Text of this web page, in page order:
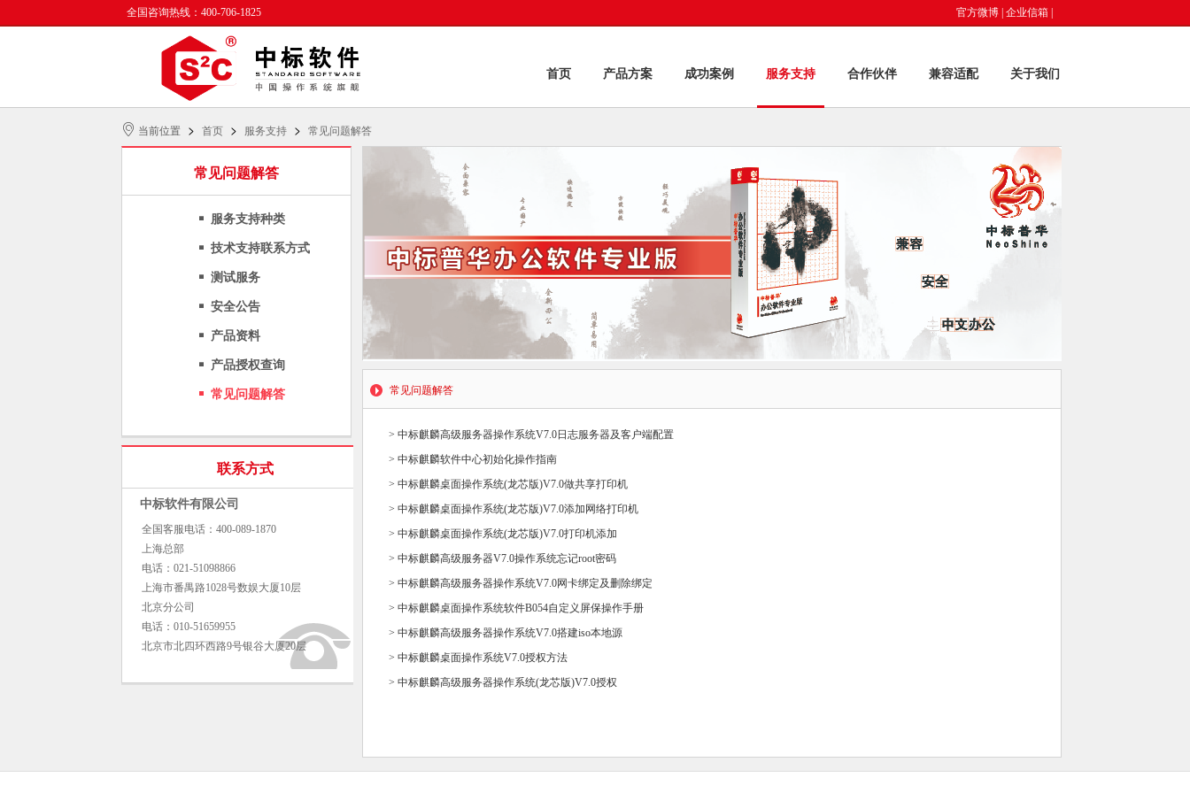
全国咨询热线：400-706-1825 官方微博 企业信箱
首页 产品方案 成功案例 服务支持 合作伙伴 兼容适配 关于我们
当前位置 > 首页 > 服务支持 > 常见问题解答
常见问题解答
服务支持种类
技术支持联系方式
测试服务
安全公告
产品资料
产品授权查询
常见问题解答
联系方式
中标软件有限公司
全国客服电话：400-089-1870
上海总部
电话：021-51098866
上海市番禺路1028号数娱大厦10层
北京分公司
电话：010-51659955
北京市北四环西路9号银谷大厦20层
常见问题解答
> 中标麒麟高级服务器操作系统V7.0日志服务器及客户端配置
> 中标麒麟软件中心初始化操作指南
> 中标麒麟桌面操作系统(龙芯版)V7.0做共享打印机
> 中标麒麟桌面操作系统(龙芯版)V7.0添加网络打印机
> 中标麒麟桌面操作系统(龙芯版)V7.0打印机添加
> 中标麒麟高级服务器V7.0操作系统忘记root密码
> 中标麒麟高级服务器操作系统V7.0网卡绑定及删除绑定
> 中标麒麟桌面操作系统软件B054自定义屏保操作手册
> 中标麒麟高级服务器操作系统V7.0搭建iso本地源
> 中标麒麟桌面操作系统V7.0授权方法
> 中标麒麟高级服务器操作系统(龙芯版)V7.0授权